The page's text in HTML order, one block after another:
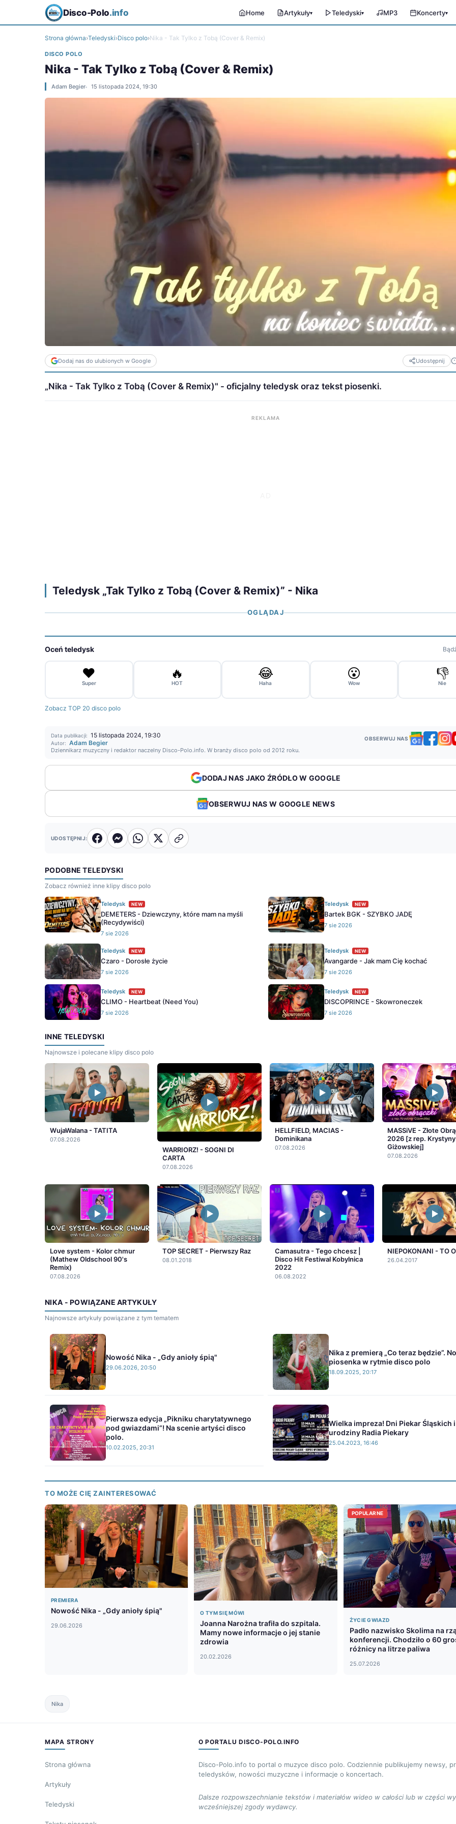
Disco-Polo.info Home Artykuły▾ Teledyski▾ MP3 Koncerty▾
Strona główna›Teledyski›Disco polo›Nika - Tak Tylko z Tobą (Cover & Remix)
DISCO POLO
Nika - Tak Tylko z Tobą (Cover & Remix)
Adam Begier 15 listopada 2024, 19:30
Dodaj nas do ulubionych w Google Udostępnij
„Nika - Tak Tylko z Tobą (Cover & Remix)" - oficjalny teledysk oraz tekst piosenki.
REKLAMA
Teledysk „Tak Tylko z Tobą (Cover & Remix)” - Nika
OGLĄDAJ
Oceń teledysk
❤️
Super
🔥
HOT
😂
Haha
😮
Wow
👎
Nie
Zobacz TOP 20 disco polo
Data publikacji: 15 listopada 2024, 19:30
Autor: Adam Begier
Dziennikarz muzyczny i redaktor naczelny Disco-Polo.info. W branży disco polo od 2012 roku.
OBSERWUJ NAS
DODAJ NAS JAKO ŹRÓDŁO W GOOGLE
OBSERWUJ NAS W GOOGLE NEWS
UDOSTĘPNIJ:
PODOBNE TELEDYSKI
Zobacz również inne klipy disco polo
Teledysk NEW
DEMETERS - Dziewczyny, które mam na myśli
(Recydywiści)
7 sie 2026
Teledysk NEW
Bartek BGK - SZYBKO JADĘ
7 sie 2026
Teledysk NEW
Czaro - Dorosłe życie
7 sie 2026
Teledysk NEW
Avangarde - Jak mam Cię kochać
7 sie 2026
Teledysk NEW
CLIMO - Heartbeat (Need You)
7 sie 2026
Teledysk NEW
DISCOPRINCE - Skowroneczek
7 sie 2026
INNE TELEDYSKI
Najnowsze i polecane klipy disco polo
WujaWalana - TATITA
07.08.2026
WARRIORZ! - SOGNI DI
CARTA
07.08.2026
HELLFIELD, MACIAS -
Dominikana
07.08.2026
MASSiVE - Złote
2026 [z rep. Krystyny
Giżowskiej]
07.08.2026
Love system - Kolor chmur
(Mathew Oldschool 90's
Remix)
07.08.2026
TOP SECRET - Pierwszy Raz
08.01.2018
Camasutra - Tego chcesz |
Disco Hit Festiwal Kobylnica
2022
06.08.2022
NIEPOKONANI - TO
26.04.2017
NIKA - POWIĄZANE ARTYKUŁY
Najnowsze artykuły powiązane z tym tematem
Nowość Nika - „Gdy anioły śpią"
29.06.2026, 20:50
Nika z premierą „Co teraz będzie”.
piosenka w rytmie disco polo
18.09.2025, 20:17
Pierwsza edycja „Pikniku charytatywnego
pod gwiazdami”! Na scenie artyści disco
polo.
10.02.2025, 20:31
Wielka impreza! Dni Piekar Śląskich i
urodziny Radia Piekary
25.04.2023, 16:46
TO MOŻE CIĘ ZAINTERESOWAĆ
PREMIERA
Nowość Nika - „Gdy anioły śpią"
29.06.2026
O TYM SIĘ MÓWI
Joanna Narożna trafiła do szpitala.
Mamy nowe informacje o jej stanie
zdrowia
20.02.2026
POPULARNE
ŻYCIE GWIAZD
Padło nazwisko Skolima na
konferencji. Chodziło o 60
różnicy na litrze paliwa
25.07.2026
Nika
MAPA STRONY
Strona główna
Artykuły
Teledyski
O PORTALU DISCO-POLO.INFO
Disco-Polo.info to portal o muzyce disco polo. Codziennie publikujemy newsy,
teledysków, nowości muzyczne i informacje o koncertach.
Dalsze rozpowszechnianie tekstów i materiałów wideo w całości lub w części
wcześniejszej zgody wydawcy.